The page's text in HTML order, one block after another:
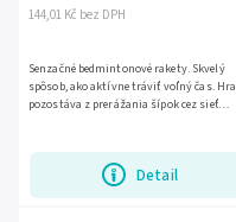
144,01 Kč bez DPH
Detail
Senzačné bedmintonové rakety. Skvelý
spôsob, ako aktívne tráviť voľný čas. Hra
pozostáva z prerážania šípok cez sieť